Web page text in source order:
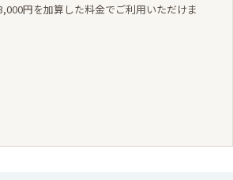
円を加算した料金でご利用いただけま